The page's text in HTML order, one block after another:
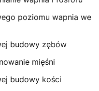
poziomu wapnia we
budowy zębów
mięśni
budowy kości